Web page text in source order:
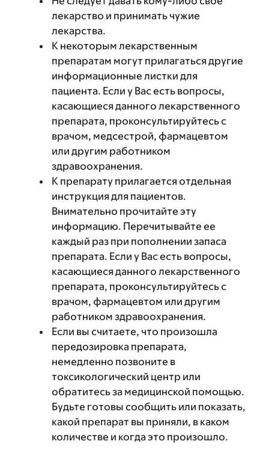
лекарство и принимать чужие
лекарства.
К некоторым лекарственным
препаратам могут прилагаться другие
информационные листки для
пациента. Если у Вас есть вопросы,
касающиеся данного лекарственного
препарата, проконсультируйтесь с
врачом, медсестрой, фармацевтом
или другим работником
здравоохранения.
К препарату прилагается отдельная
инструкция для пациентов.
Внимательно прочитайте эту
информацию. Перечитывайте ее
каждый раз при пополнении запаса
препарата. Если у Вас есть вопросы,
касающиеся данного лекарственного
препарата, проконсультируйтесь с
врачом, фармацевтом или другим
работником здравоохранения.
Если вы считаете, что произошла
передозировка препарата,
немедленно позвоните в
токсикологический центр или
обратитесь за медицинской помощью.
Будьте готовы сообщить или показать,
какой препарат вы приняли, в каком
количестве и когда это произошло.